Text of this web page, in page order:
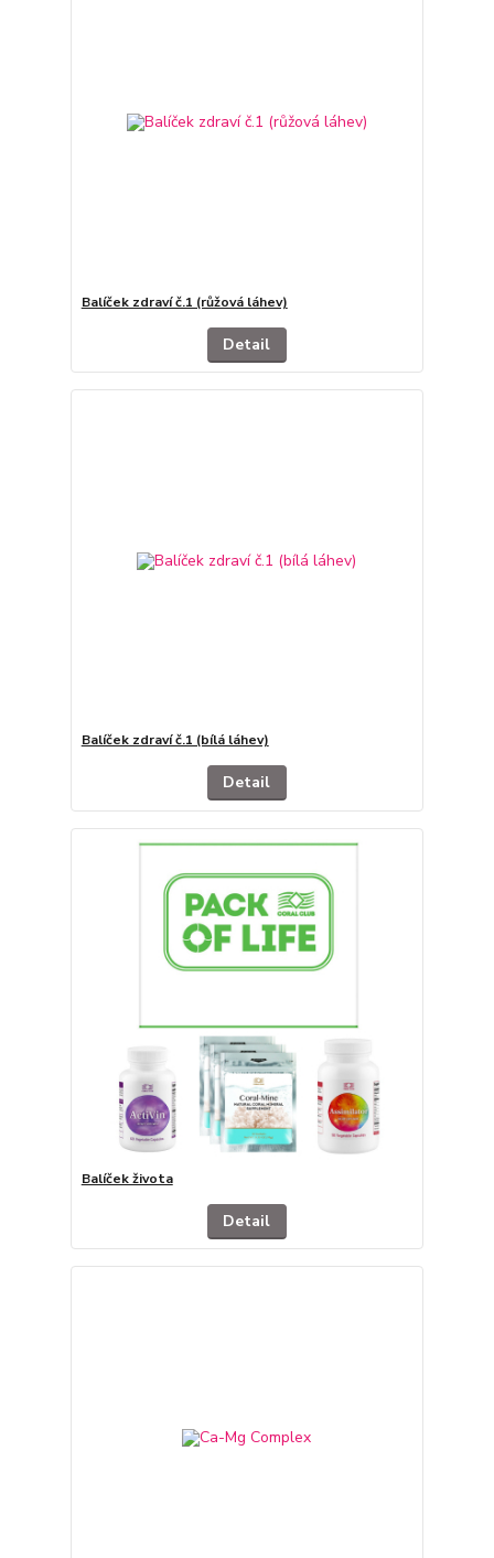
Balíček zdraví č.1 (růžová láhev)
Detail
Balíček zdraví č.1 (bílá láhev)
Detail
Balíček života
Detail